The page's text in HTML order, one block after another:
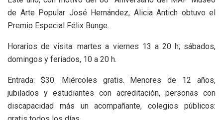
de Arte Popular José Hernández, Alicia Antich obtuvo el
Premio Especial Félix Bunge.
Horarios de visita: martes a viernes 13 a 20 h; sábados,
domingos y feriados, 10 a 20 h.
Entrada: $30. Miércoles gratis. Menores de 12 años,
jubilados y estudiantes con acreditación, personas con
discapacidad más un acompañante, colegios públicos: